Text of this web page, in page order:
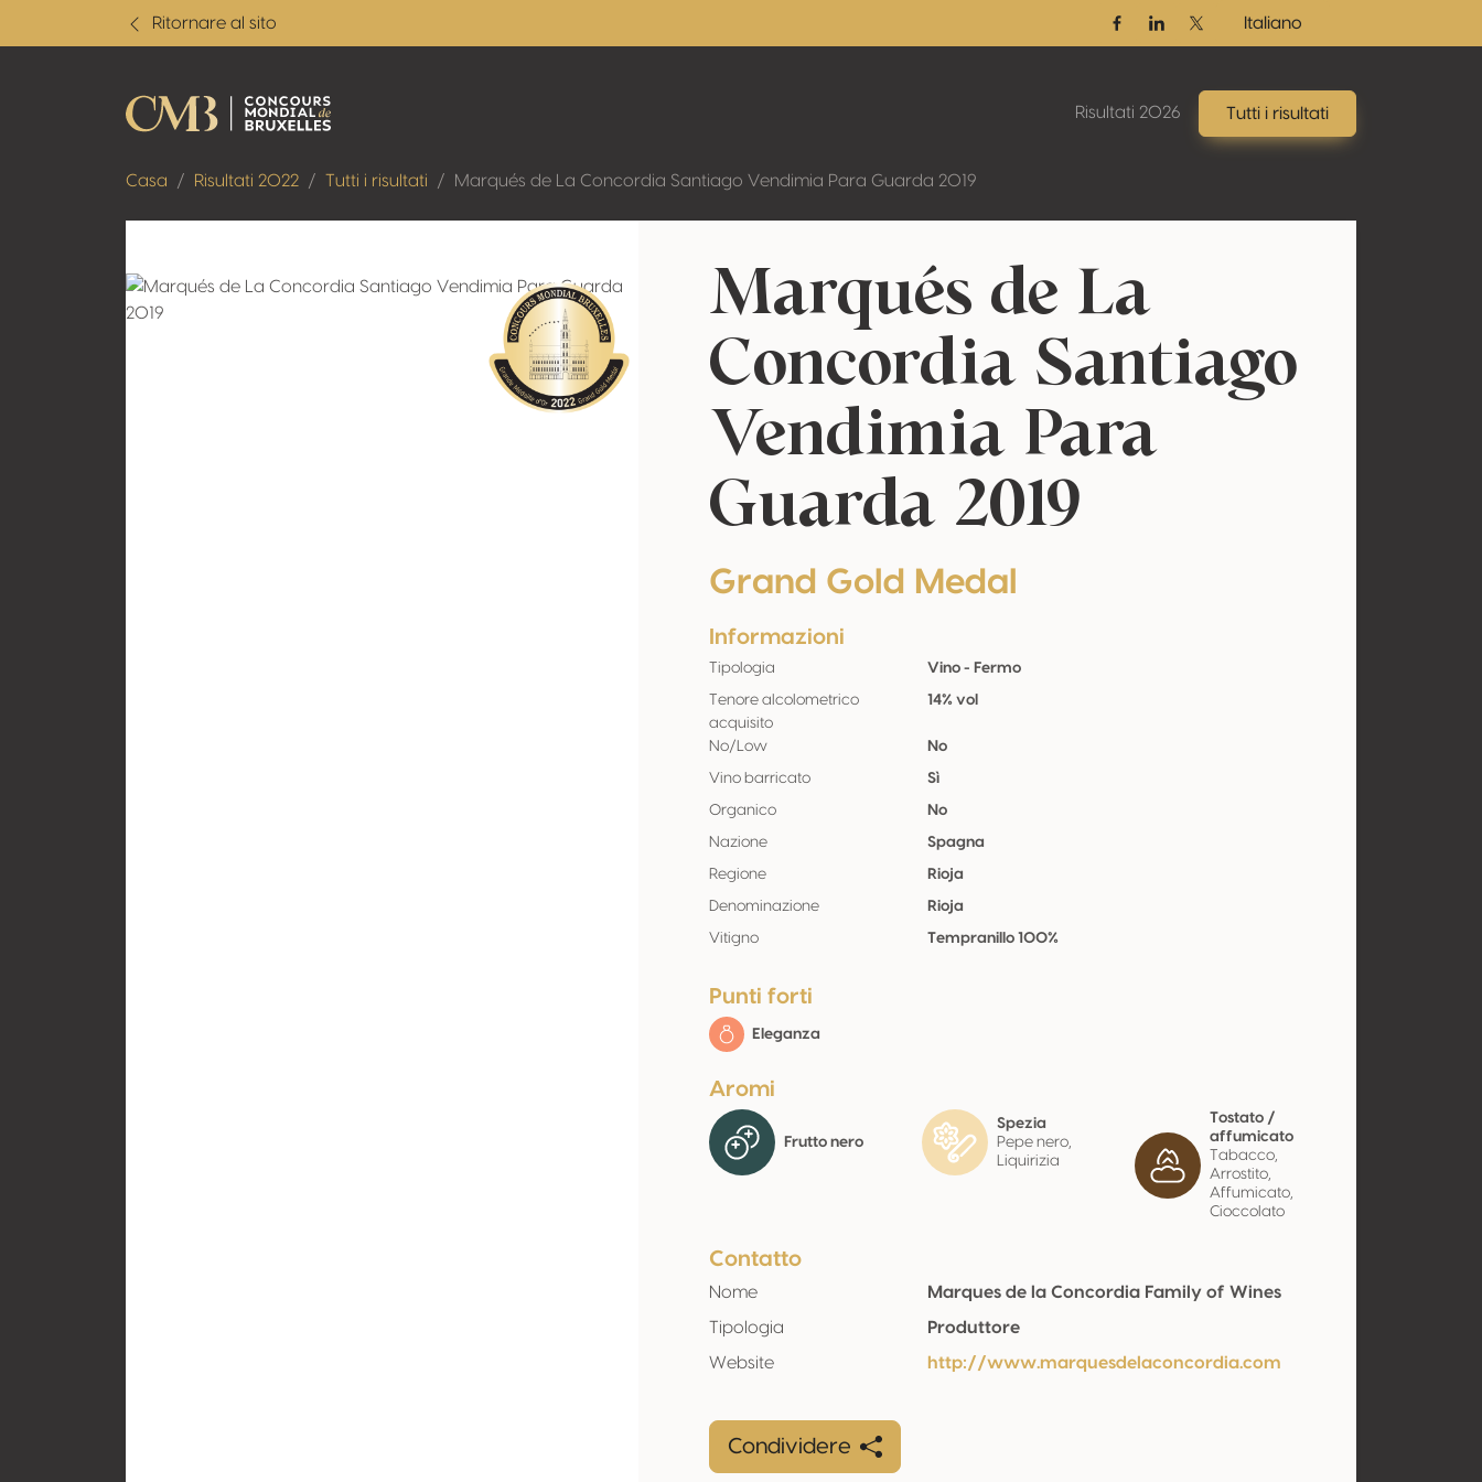
Ritornare al sito
FacebookLinkedinTwitter / X
Italiano
Risultati 2026 Tutti i risultati
Casa Risultati 2022 Tutti i risultati Marqués de La Concordia Santiago Vendimia Para Guarda 2019
Marqués de La
Concordia Santiago
Vendimia Para
Guarda 2019
Grand Gold Medal
Informazioni
Tipologia Vino - Fermo
Tenore alcolometrico
acquisito
14% vol
No/Low No
Vino barricato Sì
Organico No
Nazione Spagna
Regione Rioja
Denominazione Rioja
Vitigno Tempranillo 100%
Punti forti
Eleganza
Aromi
Frutto nero
Spezia
Pepe nero,
Liquirizia
Tostato /
affumicato
Tabacco,
Arrostito,
Affumicato,
Cioccolato
Contatto
Nome
Marques de la Concordia Family of Wines
Tipologia
Produttore
Website
http://www.marquesdelaconcordia.com
Condividere